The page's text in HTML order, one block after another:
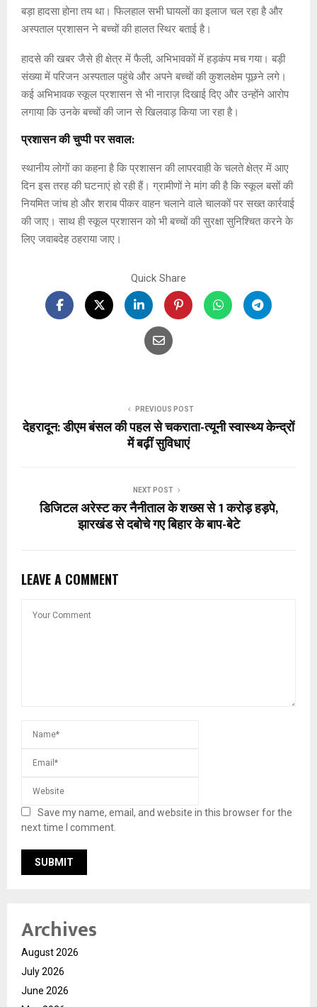
बड़ा हादसा होना तय था। फिलहाल सभी घायलों का इलाज चल रहा है और
अस्पताल प्रशासन ने बच्चों की हालत स्थिर बताई है।
हादसे की खबर जैसे ही क्षेत्र में फैली, अभिभावकों में हड़कंप मच गया। बड़ी
संख्या में परिजन अस्पताल पहुंचे और अपने बच्चों की कुशलक्षेम पूछने लगे।
कई अभिभावक स्कूल प्रशासन से भी नाराज़ दिखाई दिए और उन्होंने आरोप
लगाया कि उनके बच्चों की जान से खिलवाड़ किया जा रहा है।
प्रशासन की चुप्पी पर सवाल:
स्थानीय लोगों का कहना है कि प्रशासन की लापरवाही के चलते क्षेत्र में आए
दिन इस तरह की घटनाएं हो रही हैं। ग्रामीणों ने मांग की है कि स्कूल बसों की
नियमित जांच हो और शराब पीकर वाहन चलाने वाले चालकों पर सख्त कार्रवाई
की जाए। साथ ही स्कूल प्रशासन को भी बच्चों की सुरक्षा सुनिश्चित करने के
लिए जवाबदेह ठहराया जाए।
Quick Share
PREVIOUS POST
देहरादून: डीएम बंसल की पहल से चकराता-त्यूनी स्वास्थ्य केन्द्रों
में बढ़ीं सुविधाएं
NEXT POST
डिजिटल अरेस्ट कर नैनीताल के शख्स से 1 करोड़ हड़पे,
झारखंड से दबोचे गए बिहार के बाप-बेटे
LEAVE A COMMENT
Save my name, email, and website in this browser for the
next time I comment.
Archives
August 2026
July 2026
June 2026